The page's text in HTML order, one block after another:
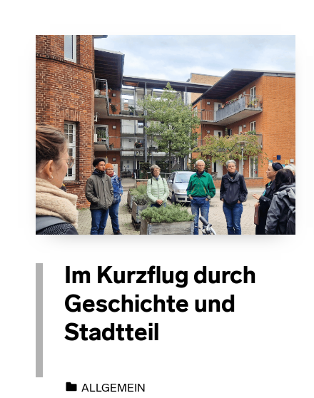
Im Kurzflug durch
Geschichte und
Stadtteil
ALLGEMEIN